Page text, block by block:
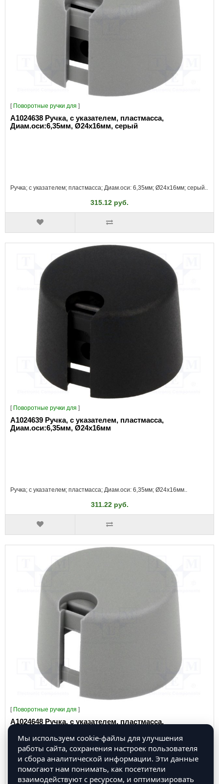
[ Поворотные ручки для ]
A1024638 Ручка, с указателем, пластмасса,
Диам.оси:6,35мм, Ø24x16мм, серый
Ручка; с указателем; пластмасса; Диам.оси: 6,35мм; Ø24x16мм; серый..
315.12 руб.
[ Поворотные ручки для ]
A1024639 Ручка, с указателем, пластмасса,
Диам.оси:6,35мм, Ø24x16мм
Ручка; с указателем; пластмасса; Диам.оси: 6,35мм; Ø24x16мм..
311.22 руб.
[ Поворотные ручки для ]
A1024648 Ручка, с указателем, пластмасса,
Мы используем cookie-файлы для улучшения
работы сайта, сохранения настроек пользователя
и сбора аналитической информации. Эти данные
помогают нам понимать, как посетители
взаимодействуют с ресурсом, и оптимизировать